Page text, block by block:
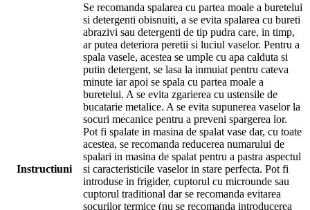
Instructiuni
Se recomanda spalarea cu partea moale a buretelui
si detergenti obisnuiti, a se evita spalarea cu bureti
abrazivi sau detergenti de tip pudra care, in timp,
ar putea deteriora peretii si luciul vaselor. Pentru a
spala vasele, acestea se umple cu apa calduta si
putin detergent, se lasa la inmuiat pentru cateva
minute iar apoi se spala cu partea moale a
buretelui. A se evita zgarierea cu ustensile de
bucatarie metalice. A se evita supunerea vaselor la
socuri mecanice pentru a preveni spargerea lor.
Pot fi spalate in masina de spalat vase dar, cu toate
acestea, se recomanda reducerea numarului de
spalari in masina de spalat pentru a pastra aspectul
si caracteristicile vaselor in stare perfecta. Pot fi
introduse in frigider, cuptorul cu microunde sau
cuptorul traditional dar se recomanda evitarea
socurilor termice (nu se recomanda introducerea